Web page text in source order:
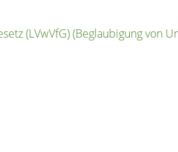
(LVwVfG) (Beglaubigung von